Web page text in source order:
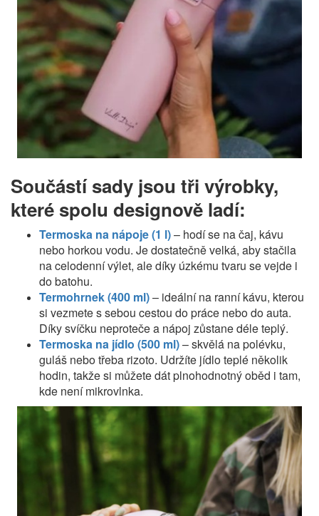
Součástí sady jsou tři výrobky,
které spolu designově ladí:
Termoska na nápoje (1 l)– hodí se na čaj, kávu
nebo horkou vodu. Je dostatečně velká, aby stačila
na celodenní výlet, ale díky úzkému tvaru se vejde i
do batohu.
Termohrnek (400 ml)– ideální na ranní kávu, kterou
si vezmete s sebou cestou do práce nebo do auta.
Díky svíčku neproteče a nápoj zůstane déle teplý.
Termoska na jídlo (500 ml)– skvělá na polévku,
guláš nebo třeba rizoto. Udržíte jídlo teplé několik
hodin, takže si můžete dát plnohodnotný oběd i tam,
kde není mikrovlnka.